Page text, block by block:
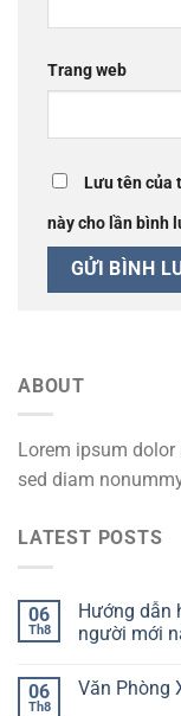
Trang web
Lưu tên của
này cho lần bình
ABOUT
Lorem ipsum
sed diam
LATEST POSTS
06
Th8
Hướng dẫn
người mới
06
Th8
Văn Phòng